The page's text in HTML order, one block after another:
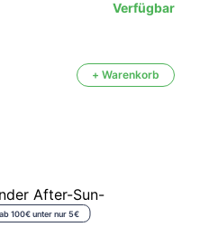
Verfügbar
+ Warenkorb
100€ unter nur 5€